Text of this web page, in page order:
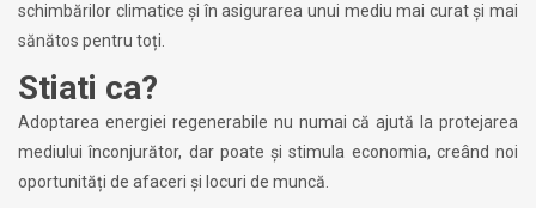
schimbărilor climatice și în asigurarea unui mediu mai curat și mai
sănătos pentru toți.
Stiati ca?
Adoptarea energiei regenerabile nu numai că ajută la protejarea
mediului înconjurător, dar poate și stimula economia, creând noi
oportunități de afaceri și locuri de muncă.